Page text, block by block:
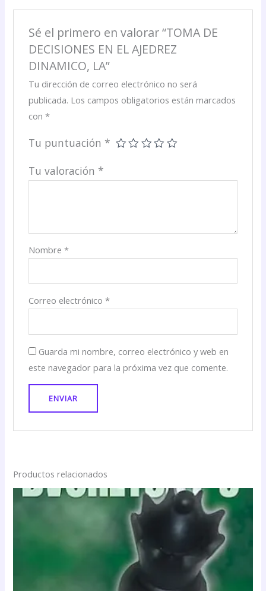
Sé el primero en valorar “TOMA DE
DECISIONES EN EL AJEDREZ
DINAMICO, LA”
Tu dirección de correo electrónico no será
publicada. Los campos obligatorios están marcados
con *
Tu puntuación *
Tu valoración *
Nombre *
Correo electrónico *
Guarda mi nombre, correo electrónico y web en
este navegador para la próxima vez que comente.
Productos relacionados